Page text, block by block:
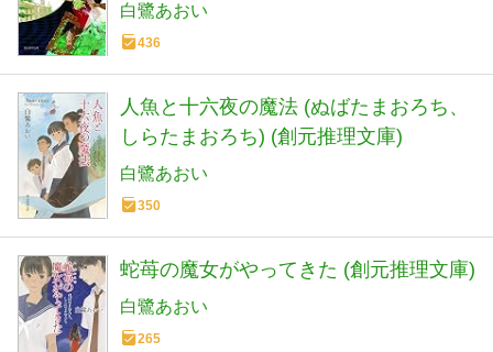
白鷺あおい
436
人魚と十六夜の魔法 (ぬばたまおろち、
しらたまおろち) (創元推理文庫)
白鷺あおい
350
蛇苺の魔女がやってきた (創元推理文庫)
白鷺あおい
265